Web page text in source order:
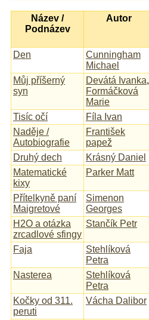
Název /
Podnázev
Autor
Den
Cunningham
Michael
Můj příšerný
syn
Devátá Ivanka,
Formáčková
Marie
Tisíc očí Fíla Ivan
Naděje /
Autobiografie
František
papež
Druhý dech Krásný Daniel
Matematické
kixy
Parker Matt
Přítelkyně paní
Maigretové
Simenon
Georges
H2O a otázka
zrcadlové sfingy
Stančík Petr
Faja
Stehlíková
Petra
Nasterea
Stehlíková
Petra
Kočky od 311.
peruti
Vácha Dalibor